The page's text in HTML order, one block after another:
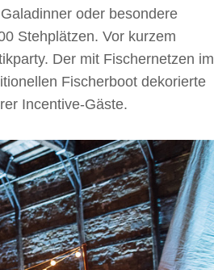
oder besondere
Stehplätzen. Vor kurzem
Der mit Fischernetzen im
Fischerboot dekorierte
Incentive-Gäste.